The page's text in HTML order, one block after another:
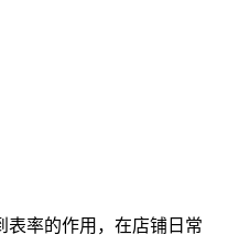
表率的作用，在店铺日常